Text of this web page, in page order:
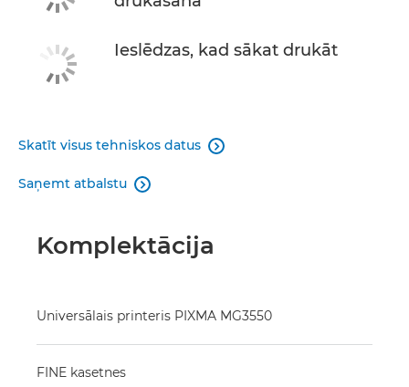
Ieslēdzas, kad sākat drukāt
Skatīt visus tehniskos datus 
Saņemt atbalstu 
Komplektācija
Universālais printeris PIXMA MG3550
FINE kasetnes